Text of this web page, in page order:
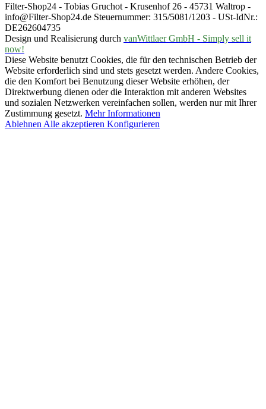
Filter-Shop24 - Tobias Gruchot - Krusenhof 26 - 45731 Waltrop -
info@Filter-Shop24.de Steuernummer: 315/5081/1203 - USt-IdNr.:
DE262604735
Design und Realisierung durch vanWittlaer GmbH - Simply sell it
now!
Diese Website benutzt Cookies, die für den technischen Betrieb der
Website erforderlich sind und stets gesetzt werden. Andere Cookies,
die den Komfort bei Benutzung dieser Website erhöhen, der
Direktwerbung dienen oder die Interaktion mit anderen Websites
und sozialen Netzwerken vereinfachen sollen, werden nur mit Ihrer
Zustimmung gesetzt. Mehr Informationen
Ablehnen Alle akzeptieren Konfigurieren